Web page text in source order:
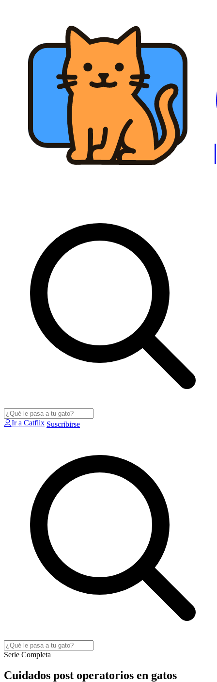
Ir a Catflix Suscribirse
Serie Completa
Cuidados post operatorios en gatos